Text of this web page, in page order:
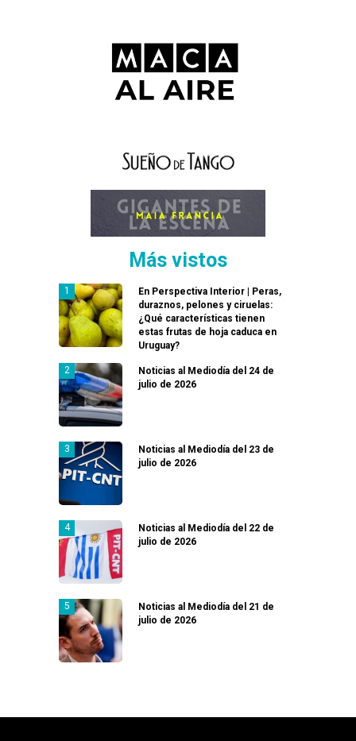
Más vistos
En Perspectiva Interior | Peras,
duraznos, pelones y ciruelas:
¿Qué características tienen
estas frutas de hoja caduca en
Uruguay?
Noticias al Mediodía del 24 de
julio de 2026
Noticias al Mediodía del 23 de
julio de 2026
Noticias al Mediodía del 22 de
julio de 2026
Noticias al Mediodía del 21 de
julio de 2026